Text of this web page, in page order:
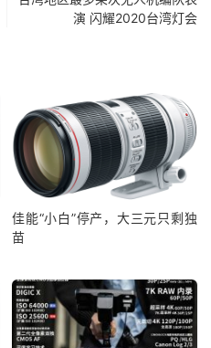
演 闪耀2020台湾灯会
佳能“小白”停产，大三元只剩独
苗